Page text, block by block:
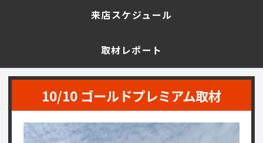
来店スケジュール
取材レポート
10/10 ゴールドプレミアム取材